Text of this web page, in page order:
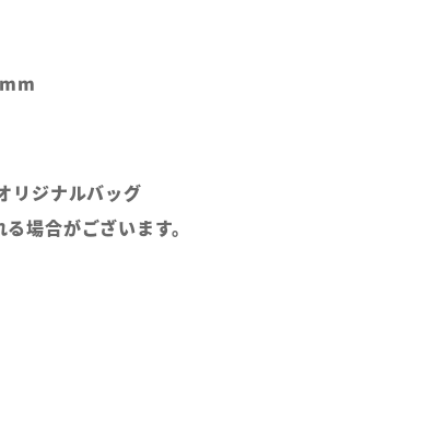
リジナルバッグ
場合がございます。